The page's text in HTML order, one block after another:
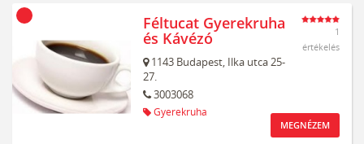
Féltucat Gyerekruha
és Kávézó
1143 Budapest, Ilka utca 25-
27.
3003068
Gyerekruha
1
értékelés
MEGNÉZEM